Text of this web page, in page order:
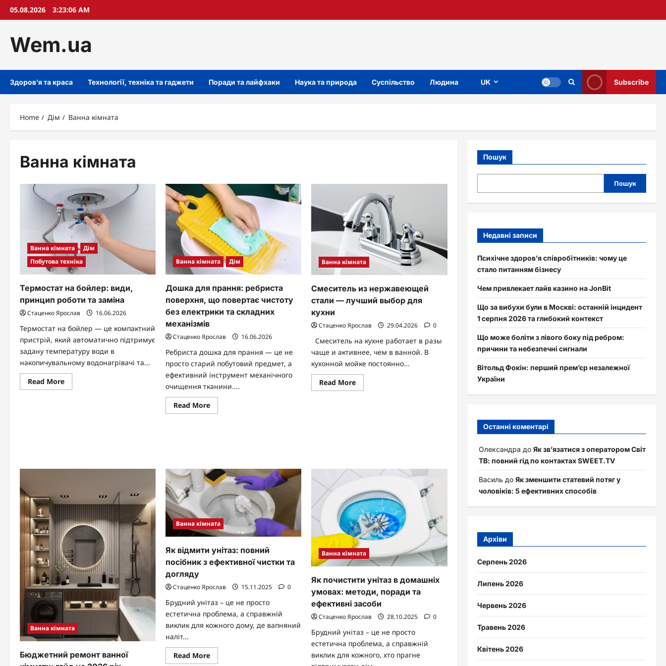
Skip05.08.2026 3:23:07 AM
Wem.ua
Здоров’я та краса Технології, техніка та гаджети Поради та лайфхаки Наука та природа Суспільство Людина UK Subscribe
Home Дім Ванна кімната
Ванна кімната
Ванна кімната
Дім
Побутова техніка
Термостат на бойлер: види,
принцип роботи та заміна
Стаценко Ярослав 16.06.2026
Термостат на бойлер — це компактний
пристрій, який автоматично підтримує
задану температуру води в
накопичувальному водонагрівачі та...
Read MoreRead
more
Ванна кімната Дім
Дошка для прання: ребриста
поверхня, що повертає чистоту
без електрики та складних
механізмів
Стаценко Ярослав 16.06.2026
Ребриста дошка для прання — це не
просто старий побутовий предмет, а
ефективний інструмент механічного
очищення тканини....
Read MoreRead
more
повертає
чистоту
без
електрики
та
складних
механізмів
Ванна кімната
Смеситель из нержавеющей
стали — лучший выбор для
кухни
Стаценко Ярослав 29.04.2026 0
Смеситель на кухне работает в разы
чаще и активнее, чем в ванной. В
кухонной мойке постоянно...
Read MoreRead
more
Ванна кімната
Бюджетний ремонт ванної
Ванна кімната
Як відмити унітаз: повний
посібник з ефективної чистки та
догляду
Стаценко Ярослав 15.11.2025 0
Брудний унітаз – це не просто
естетична проблема, а справжній
виклик для кожного дому, де вапняний
наліт...
Read MoreRead
more
Ванна кімната
Як почистити унітаз в домашніх
умовах: методи, поради та
ефективні засоби
Стаценко Ярослав 28.10.2025 0
Брудний унітаз – це не просто
естетична проблема, а справжній
виклик для кожного, хто прагне
Пошук
Пошук
Недавні записи
Психічне здоров’я співробітників: чому це
стало питанням бізнесу
Чем привлекает лайв казино на JonBit
Що за вибухи були в Москві: останній інцидент
1 серпня 2026 та глибокий контекст
Що може боліти з лівого боку під ребром:
причини та небезпечні сигнали
Вітольд Фокін: перший прем’єр незалежної
України
Останні коментарі
Олександра до Як зв’язатися з оператором Світ
ТВ: повний гід по контактах SWEET.TV
Василь до Як зменшити статевий потяг у
чоловіків: 5 ефективних способів
Архіви
Серпень 2026
Липень 2026
Червень 2026
Травень 2026
Квітень 2026